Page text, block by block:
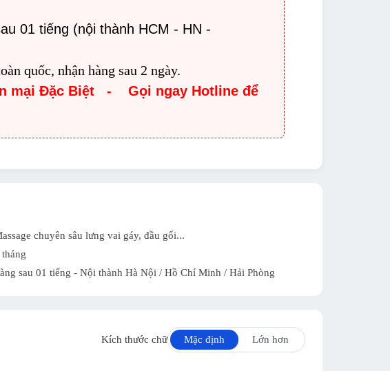
01 tiếng (nội thành HCM - HN -
quốc, nhận hàng sau 2 ngày.
mại Đặc Biệt - Gọi ngay Hotline để
chuyên sâu lưng vai gáy, đầu gối...
sau 01 tiếng - Nội thành Hà Nội / Hồ Chí Minh / Hải Phòng
Kích thước chữ Mặc định Lớn hơn